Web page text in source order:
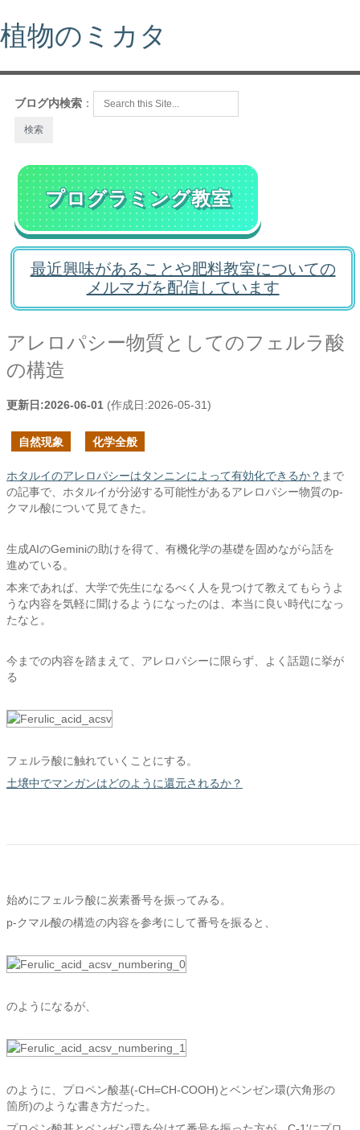
植物のミカタ
ブログ内検索 ：
プログラミング教室
最近興味があることや肥料教室についての
メルマガを配信しています
アレロパシー物質としてのフェルラ酸
の構造
更新日:2026-06-01 (作成日:2026-05-31)
自然現象 化学全般
ホタルイのアレロパシーはタンニンによって有効化できるか？ まで
の記事で、ホタルイが分泌する可能性があるアレロパシー物質のp-
クマル酸について見てきた。
生成AIのGeminiの助けを得て、有機化学の基礎を固めながら話を
進めている。
本来であれば、大学で先生になるべく人を見つけて教えてもらうよ
うな内容を気軽に聞けるようになったのは、本当に良い時代になっ
たなと。
今までの内容を踏まえて、アレロパシーに限らず、よく話題に挙が
る
フェルラ酸に触れていくことにする。
土壌中でマンガンはどのように還元されるか？
始めにフェルラ酸に炭素番号を振ってみる。
p-クマル酸の構造の内容を参考にして番号を振ると、
のようになるが、
のように、プロペン酸基(-CH=CH-COOH)とベンゼン環(六角形の
箇所)のような書き方だった。